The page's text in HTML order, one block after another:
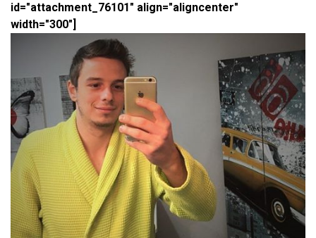
id="attachment_76101" align="aligncenter"
width="300"]